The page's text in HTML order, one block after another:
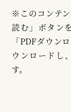
※このコンテ
読む」ボタン
「PDFダウン
ウンロードし
す。